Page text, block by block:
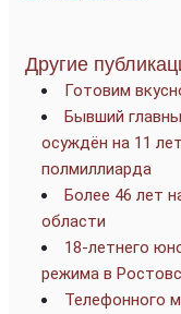
Другие
Готовим
Бывший
осуждён на 11
полмиллиарда
Более 46 лет
области
18-летнего
режима в
Телефонного